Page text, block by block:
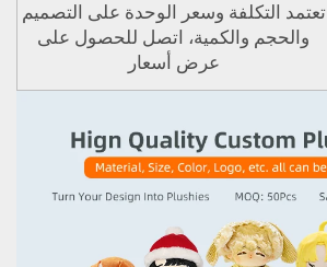
تعتمد التكلفة وسعر الوحدة على التصميم
والحجم والكمية، اتصل للحصول على
عرض أسعار